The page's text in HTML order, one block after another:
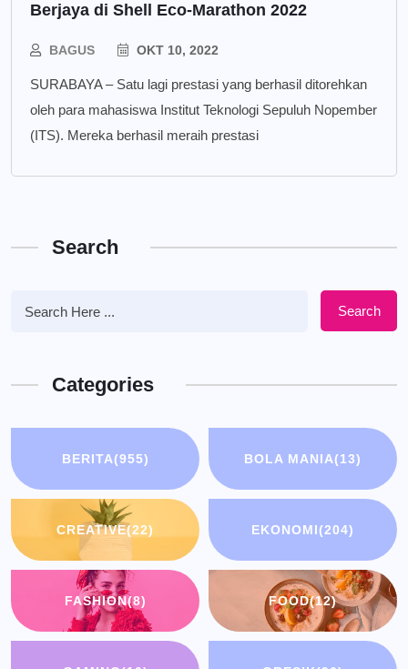
Berjaya di Shell Eco-Marathon 2022
BAGUS OKT 10, 2022
SURABAYA – Satu lagi prestasi yang berhasil ditorehkan
oleh para mahasiswa Institut Teknologi Sepuluh Nopember
(ITS). Mereka berhasil meraih prestasi
Search
Search
Categories
BERITA(955) BOLA MANIA(13)
CREATIVE(22) EKONOMI(204)
FASHION(8) FOOD(12)